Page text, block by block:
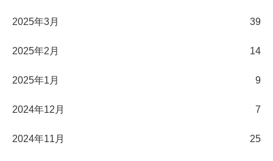
2025年3月 39
2025年2月 14
2025年1月 9
2024年12月 7
2024年11月 25